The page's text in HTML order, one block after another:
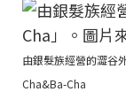
由銀髮族經營的澀谷
Cha&Ba-Cha